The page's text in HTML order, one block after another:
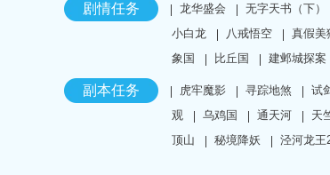
剧情任务 龙华盛会 无字天书（下）
小白龙
八戒悟空 真假美
象国
比丘国 建邺城探案
副本任务 虎牢魔影 寻踪地煞 试
观
乌鸡国 通天河 天
顶山
秘境降妖 泾河龙王